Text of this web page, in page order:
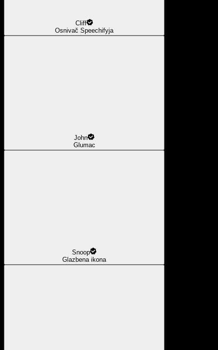
Cliff
Osnivač Speechifyja
John
Glumac
Snoop
Glazbena ikona